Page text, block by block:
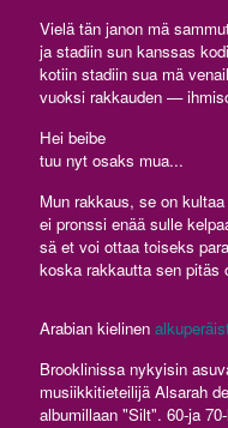
Vielä tän janon mä
ja stadiin sun kanssas
kotiin stadiin sua mä
vuoksi rakkauden —
Hei beibe
tuu nyt osaks mua...
Mun rakkaus, se on kultaa
ei pronssi enää sulle
sä et voi ottaa toiseks
koska rakkautta sen pitäs
Arabian kielinen
Brooklinissa nykyisin
musiikkitieteilijä Alsarah
albumillaan "Silt". 60-ja